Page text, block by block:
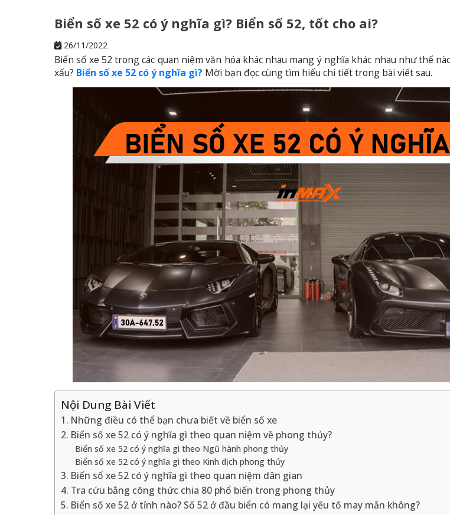
Biển số xe 52 có ý nghĩa gì? Biển số 52, tốt cho ai?
26/11/2022
Biển số xe 52 trong các quan niệm văn hóa khác nhau mang ý nghĩa khác nhau như thế
xấu? Biển số xe 52 có ý nghĩa gì? Mời bạn đọc cùng tìm hiểu chi tiết trong bài viết sau.
Nội Dung Bài Viết
1. Những điều có thể bạn chưa biết về biển số xe
2. Biển số xe 52 có ý nghĩa gì theo quan niệm về phong thủy?
Biển số xe 52 có ý nghĩa gì theo Ngũ hành phong thủy
Biển số xe 52 có ý nghĩa gì theo Kinh dịch phong thủy
3. Biển số xe 52 có ý nghĩa gì theo quan niệm dân gian
4. Tra cứu bằng công thức chia 80 phổ biến trong phong thủy
5. Biển số xe 52 ở tỉnh nào? Số 52 ở đầu biển có mang lại yếu tố may mắn không?